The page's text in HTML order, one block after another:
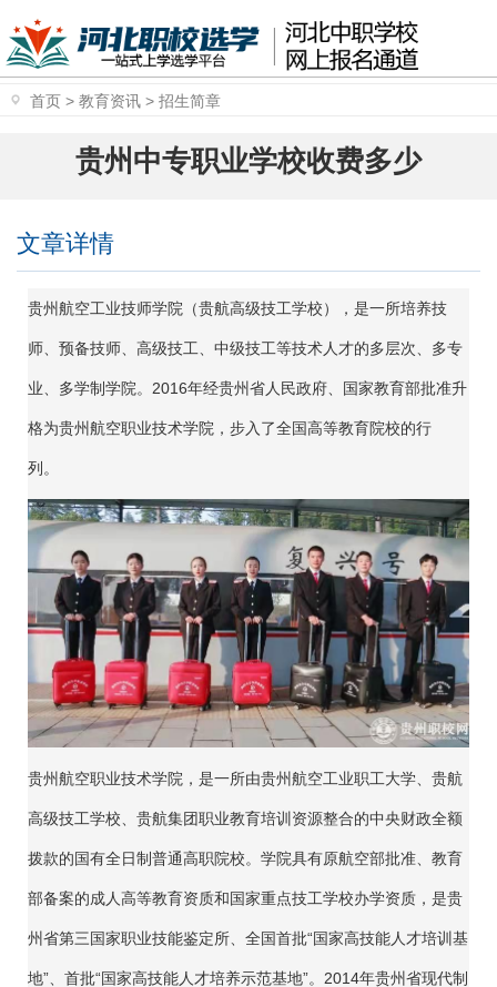
首页 > 教育资讯 > 招生简章
贵州中专职业学校收费多少
文章详情
贵州航空工业技师学院（贵航高级技工学校），是一所培养技
师、预备技师、高级技工、中级技工等技术人才的多层次、多专
业、多学制学院。2016年经贵州省人民政府、国家教育部批准升
格为贵州航空职业技术学院，步入了全国高等教育院校的行
列。
贵州航空职业技术学院，是一所由贵州航空工业职工大学、贵航
高级技工学校、贵航集团职业教育培训资源整合的中央财政全额
拨款的国有全日制普通高职院校。学院具有原航空部批准、教育
部备案的成人高等教育资质和国家重点技工学校办学资质，是贵
州省第三国家职业技能鉴定所、全国首批“国家高技能人才培训基
地”、首批“国家高技能人才培养示范基地”。2014年贵州省现代制